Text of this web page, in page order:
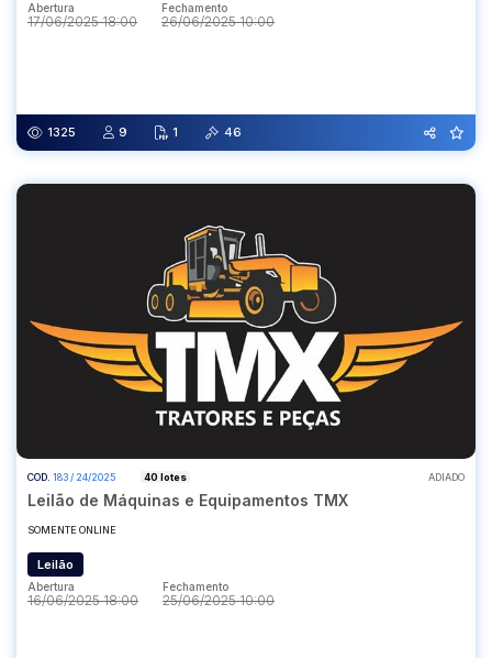
Abertura
17/06/2025 18:00
Fechamento
26/06/2025 10:00
1325 9 1 46
COD. 183 / 24/2025 40 lotes ADIADO
Leilão de Máquinas e Equipamentos TMX
SOMENTE ONLINE
Leilão
Abertura
16/06/2025 18:00
Fechamento
25/06/2025 10:00